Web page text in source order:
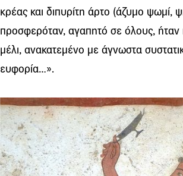
κρέας και διπυρίτη άρτο (άζυμο ψωμί,
προσφερόταν, αγαπητό σε όλους,
μέλι, ανακατεμένο με άγνωστα
ευφορία…».